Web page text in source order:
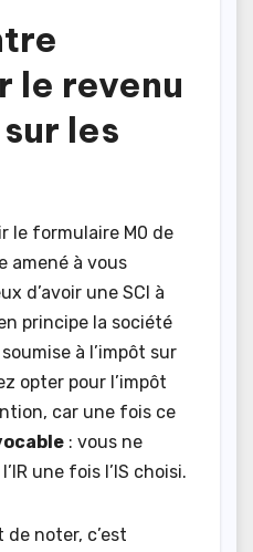
le revenu
les
le formulaire M0 de
amené à vous
d’avoir une SCI à
en principe la société
à l’impôt sur
opter pour l’impôt
car une fois ce
: vous ne
une fois l’IS choisi.
de noter, c’est